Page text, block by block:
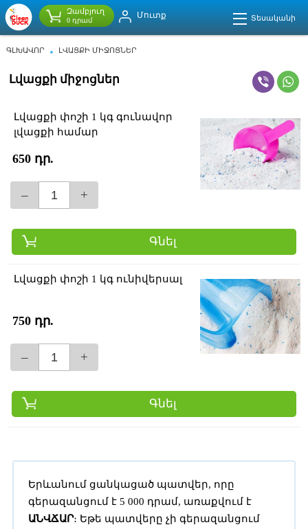
Զամբյուղ
0 դրամ
Մուտք Տեսականի
ԳԼԽԱՎՈՐ ԼՎԱՑՔԻ ՄԻՋՈՑՆԵՐ
Լվացքի միջոցներ
Լվացքի փոշի 1 կգ գունավոր
լվացքի համար
650 դր.
– +
Գնել
Լվացքի փոշի 1 կգ ունիվերսալ
750 դր.
– +
Գնել
Երևանում ցանկացած պատվեր, որը
գերազանցում է 5 000 դրամ, առաքվում է
ԱՆՎՃԱՐ։ Եթե պատվերը չի գերազանցում